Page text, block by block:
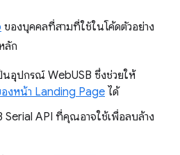
ของบุคคลที่สามที่ใช้ในโค้ดตัวอย่าง
ลัก
อุปกรณ์ WebUSB ซึ่งช่วยให้
องหน้า Landing Page ได้
Serial API ที่คุณอาจใช้เพื่อลบล้าง